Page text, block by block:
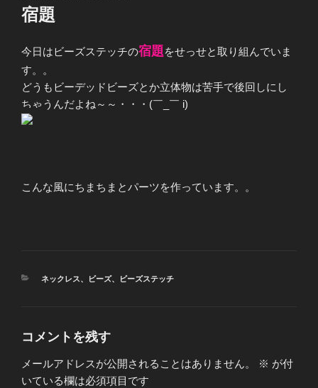
稿
日:
宿題
今日はビーズステッチの宿題をせっせと取り組んでいま
す。。
どうもビーデッドビーズとか立体物は苦手で後回しにし
ちゃうんだよね～～・・・(￣_￣ i)
こんな風にちまちまとパーツを作っています。。
カ
ネックレス、 ビーズ、 ビーズステッチ
コメントを残す
メールアドレスが公開されることはありません。 ※ が付
いている欄は必須項目です